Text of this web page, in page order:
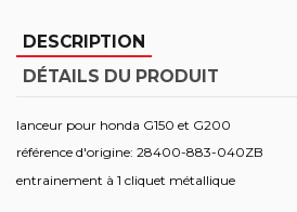
DESCRIPTION
DÉTAILS DU PRODUIT
lanceur pour honda G150 et G200
référence d'origine: 28400-883-040ZB
entrainement à 1 cliquet métallique